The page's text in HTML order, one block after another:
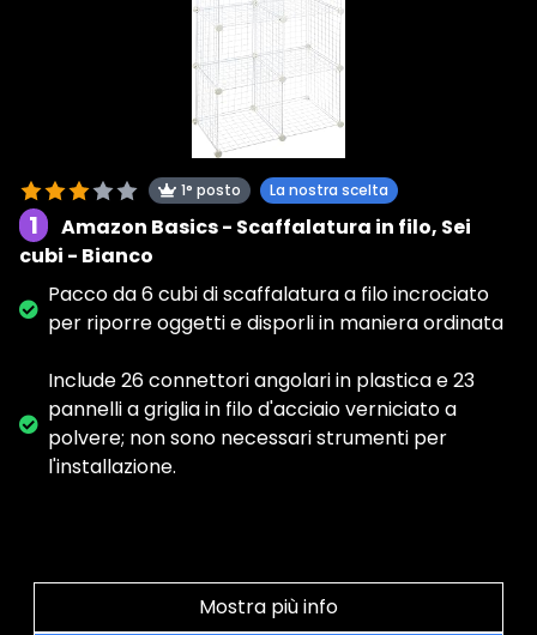
1° posto La nostra scelta
1
Amazon Basics - Scaffalatura in filo, Sei
cubi - Bianco
Pacco da 6 cubi di scaffalatura a filo incrociato
per riporre oggetti e disporli in maniera ordinata
Include 26 connettori angolari in plastica e 23
pannelli a griglia in filo d'acciaio verniciato a
polvere; non sono necessari strumenti per
l'installazione.
Mostra più info